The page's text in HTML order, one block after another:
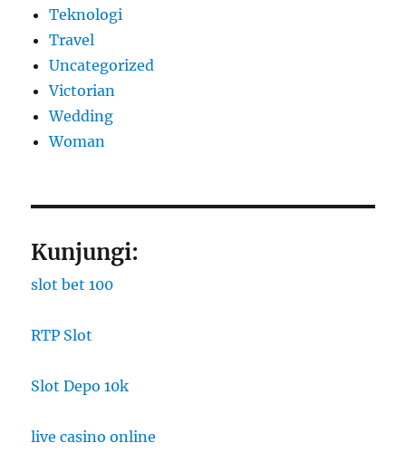
Teknologi
Travel
Uncategorized
Victorian
Wedding
Woman
Kunjungi:
slot bet 100
RTP Slot
Slot Depo 10k
live casino online